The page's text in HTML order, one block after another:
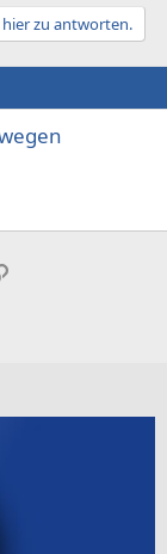
zu antworten.
Link